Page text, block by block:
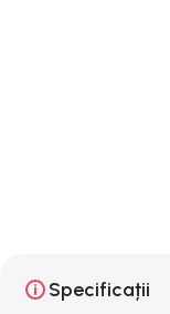
Specificații